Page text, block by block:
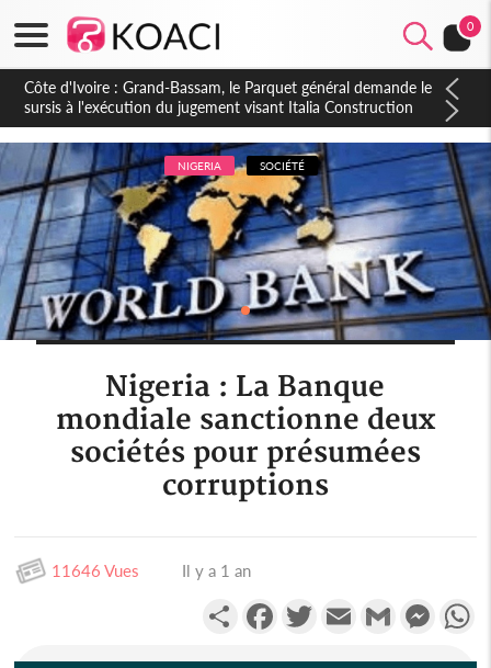
0
Côte d'Ivoire : Indépendance à Dakpadou, la sous-préfète
Hôma Viviane Manissan appelle à une appropriation locale du
PND 2026-2030
NIGERIA SOCIÉTÉ
Nigeria : La Banque
mondiale sanctionne deux
sociétés pour présumées
corruptions
11646 Vues Il y a 1 an
PartagerFacebookTwitterEmail Gmail